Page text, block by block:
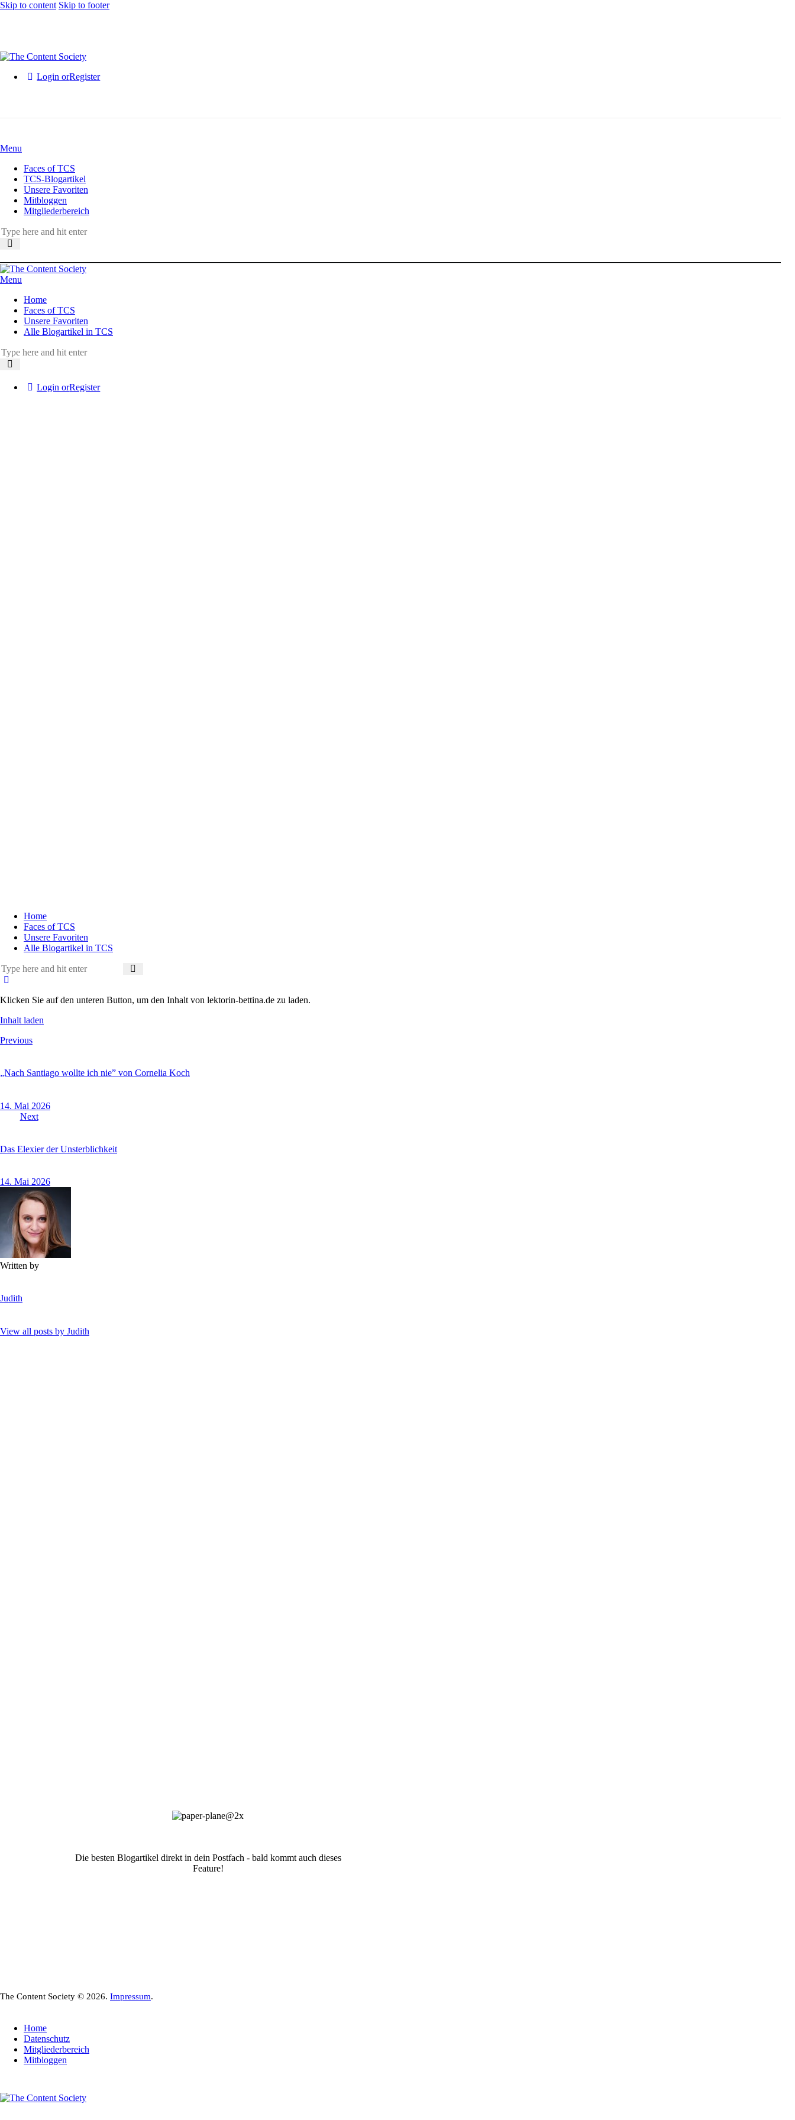
Skip to content Skip to footer
Login orRegister
Menu
Faces of TCS
TCS-Blogartikel
Unsere Favoriten
Mitbloggen
Mitgliederbereich
Menu
Home
Faces of TCS
Unsere Favoriten
Alle Blogartikel in TCS
Login orRegister
Home
Faces of TCS
Unsere Favoriten
Alle Blogartikel in TCS
Klicken Sie auf den unteren Button, um den Inhalt von lektorin-bettina.de zu laden.
Inhalt laden
Beitragsnavigation
Previous
„Nach Santiago wollte ich nie” von Cornelia Koch
14. Mai 2026
Next
Das Elexier der Unsterblichkeit
14. Mai 2026
Written by
Judith
View all posts by Judith
Die besten Blogartikel direkt in dein Postfach - bald kommt auch dieses
Feature!
The Content Society © 2026. Impressum.
Home
Datenschutz
Mitgliederbereich
Mitbloggen